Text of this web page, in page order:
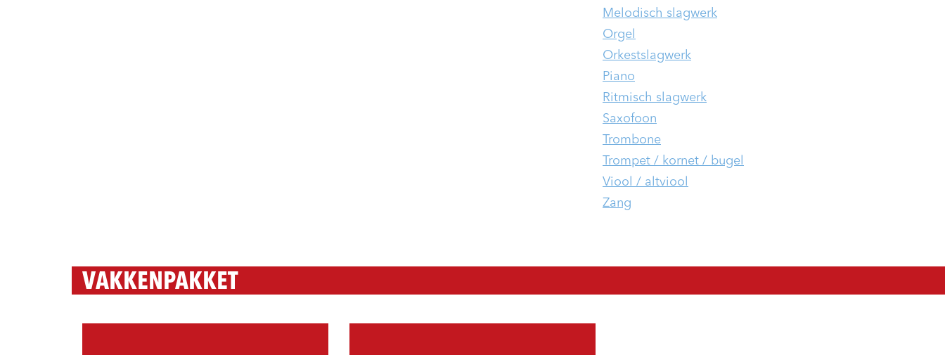
Melodisch slagwerk
Orgel
Orkestslagwerk
Piano
Ritmisch slagwerk
Saxofoon
Trombone
Trompet / kornet / bugel
Viool / altviool
Zang
VAKKENPAKKET